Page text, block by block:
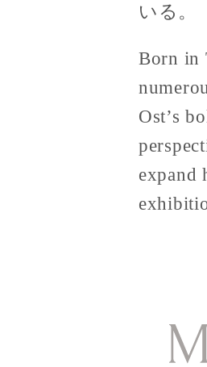
いる。
Born in
Ost’s
expand